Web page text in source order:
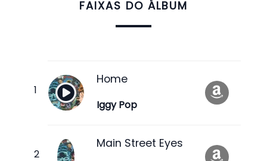
FAIXAS DO ÁLBUM
Home
Iggy Pop
Main Street Eyes